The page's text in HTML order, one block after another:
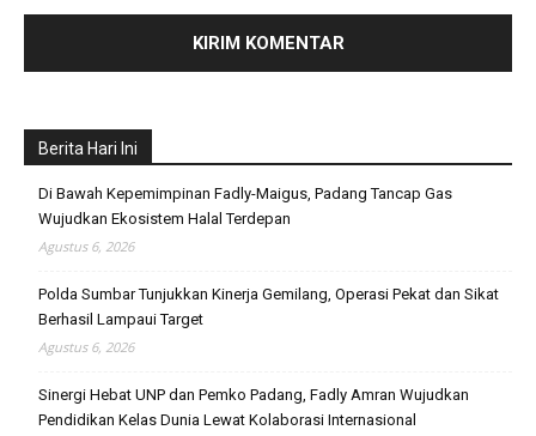
Berita Hari Ini
Di Bawah Kepemimpinan Fadly-Maigus, Padang Tancap Gas
Wujudkan Ekosistem Halal Terdepan
Agustus 6, 2026
Polda Sumbar Tunjukkan Kinerja Gemilang, Operasi Pekat dan Sikat
Berhasil Lampaui Target
Agustus 6, 2026
Sinergi Hebat UNP dan Pemko Padang, Fadly Amran Wujudkan
Pendidikan Kelas Dunia Lewat Kolaborasi Internasional